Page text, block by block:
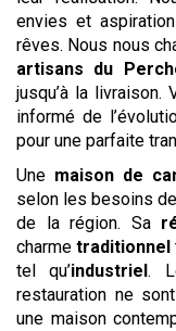
envies et
rêves. Nous nous
artisans du
jusqu’à la livraison.
informé de
pour une parfaite
Une maison de
selon les besoins
de la région. Sa
charme traditionnel
tel qu’industriel.
restauration ne
une maison